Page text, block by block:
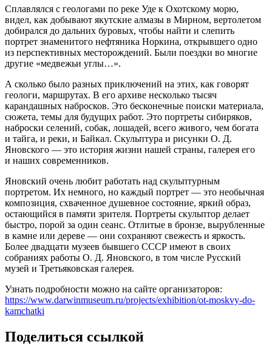
Сплавлялся с геологами по реке Уде к Охотскому морю,
видел, как добывают якутские алмазы в Мирном, вертолетом
добирался до дальних буровых, чтобы найти и слепить
портрет знаменитого нефтяника Норкина, открывшего одно
из перспективных месторождений. Были поездки во многие
другие «медвежьи углы…».
А сколько было разных приключений на этих, как говорят
геологи, маршрутах. В его архиве несколько тысяч
карандашных набросков. Это бесконечные поиски материала,
сюжета, темы для будущих работ. Это портреты сибиряков,
наброски селений, собак, лошадей, всего живого, чем богата
и тайга, и реки, и Байкал. Скульптура и рисунки О. Д.
Яновского — это история жизни нашей страны, галерея его
и наших современников.
Яновский очень любит работать над скульптурным
портретом. Их немного, но каждый портрет — это необычная
композиция, схваченное душевное состояние, яркий образ,
остающийся в памяти зрителя. Портреты скульптор делает
быстро, порой за один сеанс. Отлитые в бронзе, вырубленные
в камне или дереве — они сохраняют свежесть и яркость.
Более двадцати музеев бывшего СССР имеют в своих
собраниях работы О. Д. Яновского, в том числе Русский
музей и Третьяковская галерея.
Узнать подробности можно на сайте организаторов:
https://www.darwinmuseum.ru/projects/exhibition/ot-moskvy-do-
kamchatki
Поделиться ссылкой